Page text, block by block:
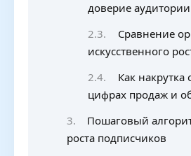
доверие аудитории
Сравнение
искусственного
Как накрутка
цифрах продаж и
Пошаговый
роста подписчиков